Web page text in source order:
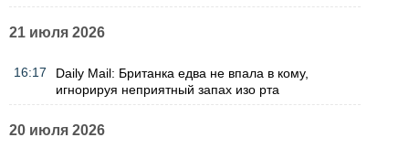
21 июля 2026
16:17
Daily Mail: Британка едва не впала в кому,
игнорируя неприятный запах изо рта
20 июля 2026